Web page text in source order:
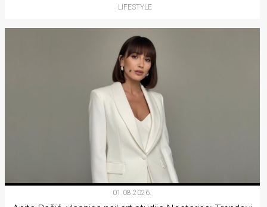
LIFESTYLE
01.08.2026.